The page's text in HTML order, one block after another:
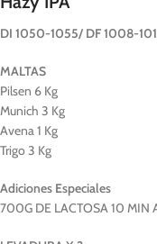
DI 1050-1055/ DF 1008-
MALTAS
Pilsen 6 Kg
Munich 3 Kg
Avena 1 Kg
Trigo 3 Kg
Adiciones Especiales
700G DE LACTOSA 10 MIN